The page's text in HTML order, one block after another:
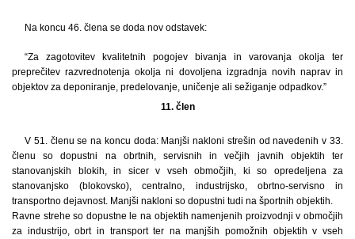
Na koncu 46. člena se doda nov odstavek:
“Za zagotovitev kvalitetnih pogojev bivanja in varovanja okolja ter
preprečitev razvrednotenja okolja ni dovoljena izgradnja novih naprav in
objektov za deponiranje, predelovanje, uničenje ali sežiganje odpadkov.”
11. člen
V 51. členu se na koncu doda: Manjši nakloni strešin od navedenih v 33.
členu so dopustni na obrtnih, servisnih in večjih javnih objektih ter
stanovanjskih blokih, in sicer v vseh območjih, ki so opredeljena za
stanovanjsko (blokovsko), centralno, industrijsko, obrtno-servisno in
transportno dejavnost. Manjši nakloni so dopustni tudi na športnih objektih.
Ravne strehe so dopustne le na objektih namenjenih proizvodnji v območjih
za industrijo, obrt in transport ter na manjših pomožnih objektih v vseh